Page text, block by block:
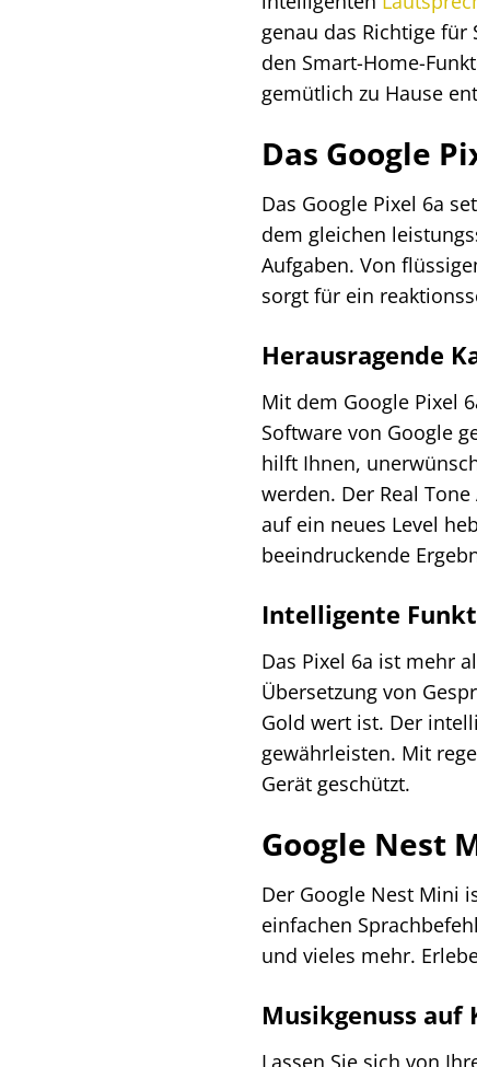
genau das Richtige
den Smart-Home-
gemütlich zu Hause
Das Google
Das Google Pixel 6a
dem gleichen
Aufgaben. Von
sorgt für ein
Herausragende
Mit dem Google Pixel
Software von Google
hilft Ihnen,
werden. Der Real
auf ein neues Level
beeindruckende
Intelligente
Das Pixel 6a ist mehr
Übersetzung von
Gold wert ist. Der
gewährleisten. Mit
Gerät geschützt.
Google Nest
Der Google Nest Mini
einfachen
und vieles mehr.
Musikgenuss auf
Lassen Sie sich von